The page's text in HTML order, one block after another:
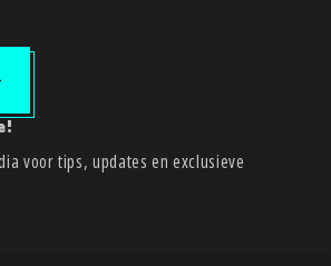
voor tips, updates en exclusieve